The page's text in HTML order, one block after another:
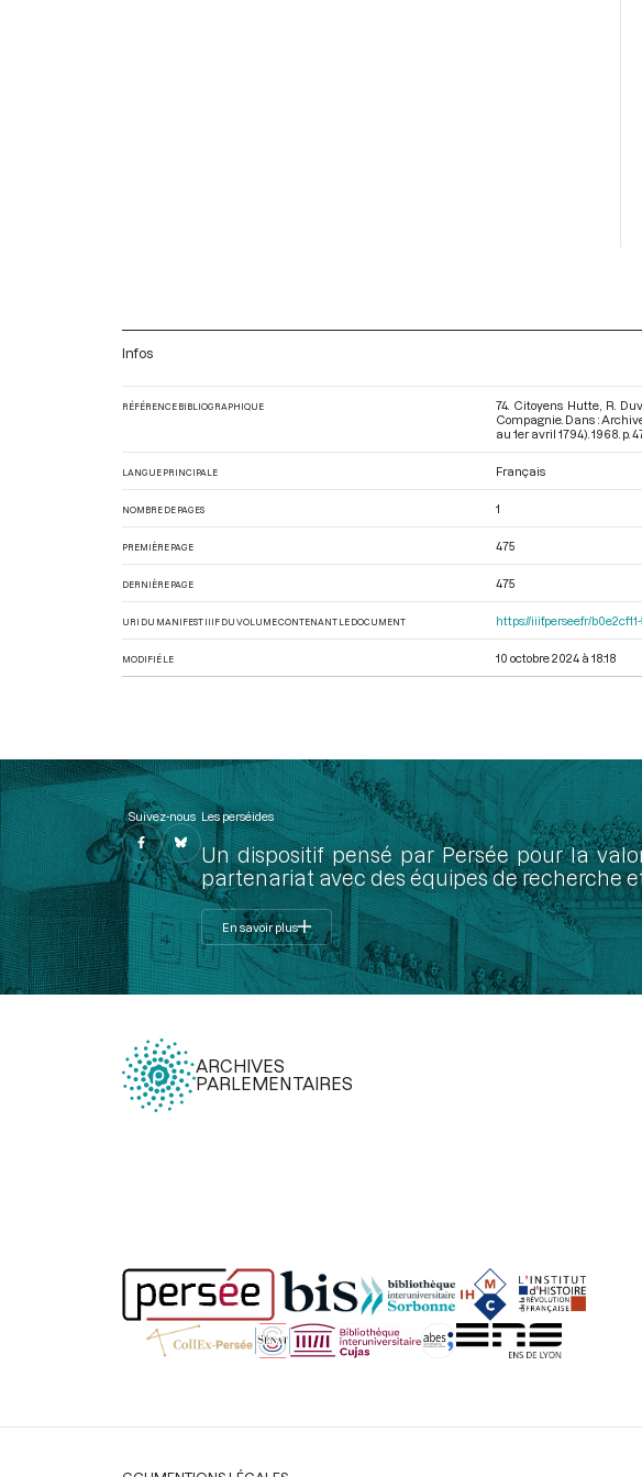
Infos
RÉFÉRENCE BIBLIOGRAPHIQUE
74. Citoyens Hutte, R.
Compagnie. Dans :
au 1er avril 1794) . 1968. p.
LANGUE PRINCIPALE Français
NOMBRE DE PAGES 1
PREMIÈRE PAGE 475
DERNIÈRE PAGE 475
URI DU MANIFEST IIIF DU VOLUME CONTENANT LE DOCUMENT https://iiif.persee.fr/
MODIFIÉ LE 10 octobre 2024 à 18:18
Suivez-nous Les perséides
Un dispositif pensé par Persée pour la
partenariat avec des équipes de recherche
En savoir plus
ARCHIVES
PARLEMENTAIRES
Légal